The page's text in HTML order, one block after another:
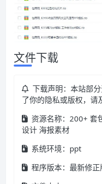
文件下载
下载声明：本站部
了你的隐私或版权，请
资源名称：200+ 套
设计 海报素材
系统环境：ppt
程序版本：最新修正